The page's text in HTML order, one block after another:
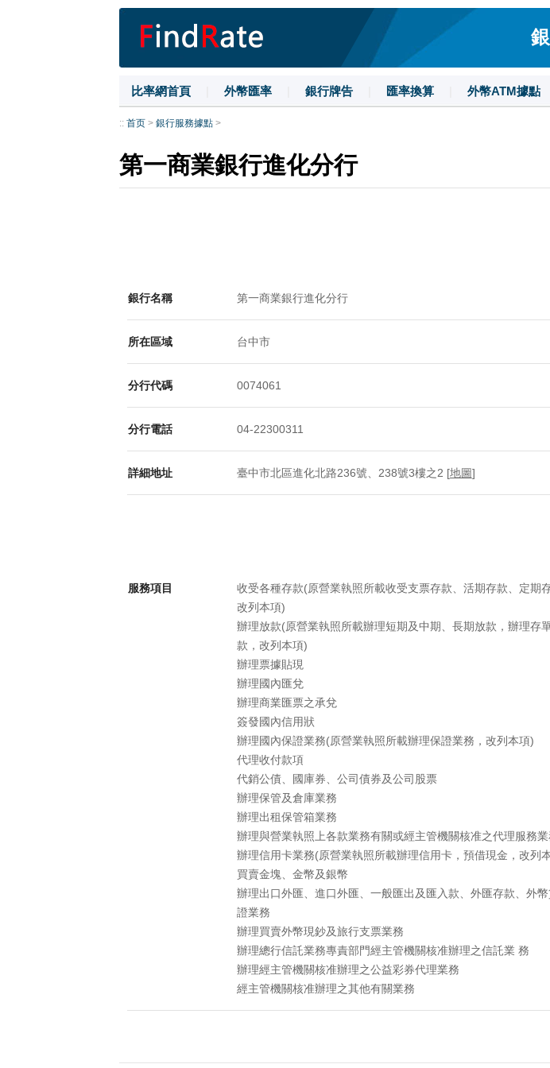
比率網首頁 外幣匯率 銀行牌告 匯率換算 外幣ATM據點
:: 首页> 銀行服務據點>
第一商業銀行進化分行
銀行名稱 第一商業銀行進化分行
所在區域 台中市
分行代碼 0074061
分行電話 04-22300311
詳細地址 臺中市北區進化北路236號、238號3樓之2 [地圖]
服務項目
收受各種存款(原營業執照所載收受支票存款、活期存款、定期
改列本項)
辦理放款(原營業執照所載辦理短期及中期、長期放款，辦理存
款，改列本項)
辦理票據貼現
辦理國內匯兌
辦理商業匯票之承兌
簽發國內信用狀
辦理國內保證業務(原營業執照所載辦理保證業務，改列本項)
代理收付款項
代銷公債、國庫券、公司債券及公司股票
辦理保管及倉庫業務
辦理出租保管箱業務
辦理與營業執照上各款業務有關或經主管機關核准之代理服務業
辦理信用卡業務(原營業執照所載辦理信用卡，預借現金，改列
買賣金塊、金幣及銀幣
辦理出口外匯、進口外匯、一般匯出及匯入款、外匯存款、外
證業務
辦理買賣外幣現鈔及旅行支票業務
辦理總行信託業務專責部門經主管機關核准辦理之信託業 務
辦理經主管機關核准辦理之公益彩券代理業務
經主管機關核准辦理之其他有關業務